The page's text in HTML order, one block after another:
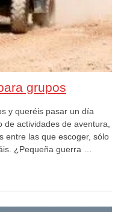
grupos
y queréis pasar un día
actividades de aventura,
entre las que escoger, sólo
¿Pequeña guerra …